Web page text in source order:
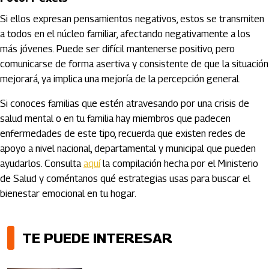
Si ellos expresan pensamientos negativos, estos se transmiten
a todos en el núcleo familiar, afectando negativamente a los
más jóvenes. Puede ser difícil mantenerse positivo, pero
comunicarse de forma asertiva y consistente de que la situación
mejorará, ya implica una mejoría de la percepción general.
Si conoces familias que estén atravesando por una crisis de
salud mental o en tu familia hay miembros que padecen
enfermedades de este tipo, recuerda que existen redes de
apoyo a nivel nacional, departamental y municipal que pueden
ayudarlos. Consultaaquíla compilación hecha por el Ministerio
de Salud y coméntanos qué estrategias usas para buscar el
bienestar emocional en tu hogar.
TE PUEDE INTERESAR